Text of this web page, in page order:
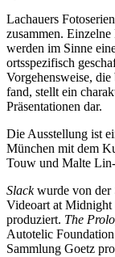
Lachauers
zusammen.
werden im Sinne
ortsspezifisch
Vorgehensweise,
fand, stellt ein
Präsentationen dar.
Die Ausstellung ist
München mit dem
Touw und Malte
Slackwurde von der
Videoart at
produziert. The
Autotelic
Sammlung Goetz